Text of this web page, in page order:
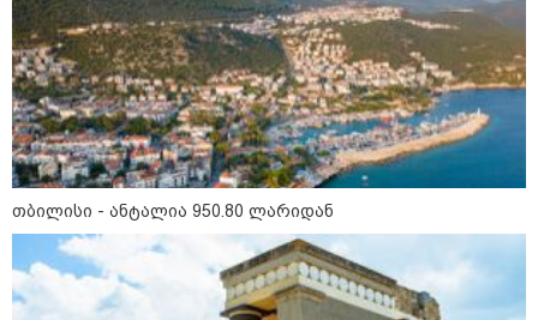
თბილისი - რომი 1641.00 ლარიდან
მნიშვნელოვანი ინფორმაცია
თბილისი - ანტალია 950.80 ლარიდან